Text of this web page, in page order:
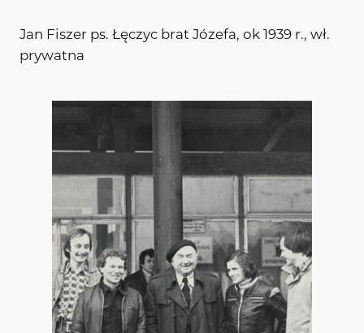
Jan Fiszer ps. Łęczyc brat Józefa, ok 1939 r., wł.
prywatna